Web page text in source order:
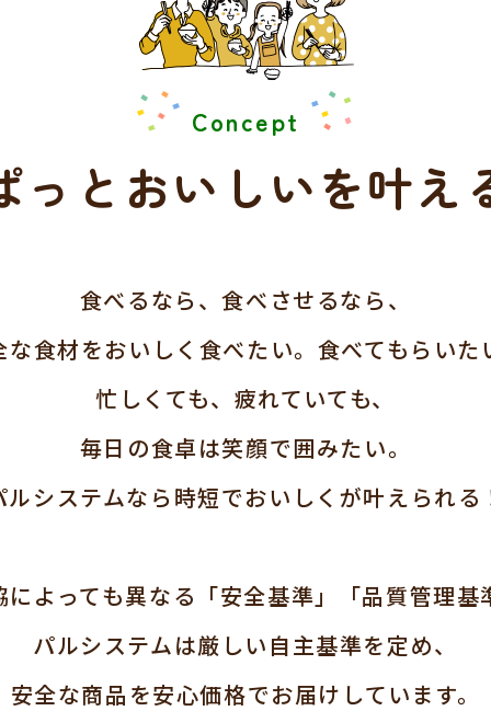
Concept
っとおいしいを叶え
食べるなら、食べさせるなら、
な食材をおいしく食べたい。食べてもらいた
忙しくても、疲れていても、
毎日の食卓は笑顔で囲みたい。
ルシステムなら時短でおいしくが叶えられる
によっても異なる「安全基準」「品質管理基
パルシステムは厳しい自主基準を定め、
安全な商品を安心価格でお届けしています。